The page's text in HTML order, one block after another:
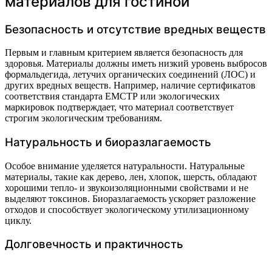
Безопасность и отсутствие вредных веществ
Первым и главным критерием является безопасность для
здоровья. Материалы должны иметь низкий уровень выбросов
формальдегида, летучих органических соединений (ЛОС) и
других вредных веществ. Например, наличие сертификатов
соответствия стандарта ЕМСТР или экологических
маркировок подтверждает, что материал соответствует
строгим экологическим требованиям.
Натуральность и биоразлагаемость
Особое внимание уделяется натуральности. Натуральные
материалы, такие как дерево, лен, хлопок, шерсть, обладают
хорошими тепло- и звукоизоляционными свойствами и не
выделяют токсинов. Биоразлагаемость ускоряет разложение
отходов и способствует экологическому утилизационному
циклу.
Долговечность и практичность